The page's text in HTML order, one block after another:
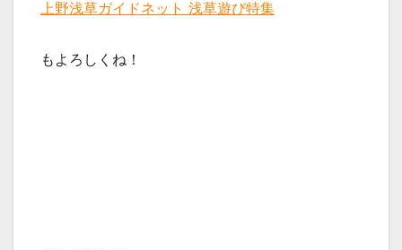
上野浅草ガイドネット 浅草遊び特集
もよろしくね！